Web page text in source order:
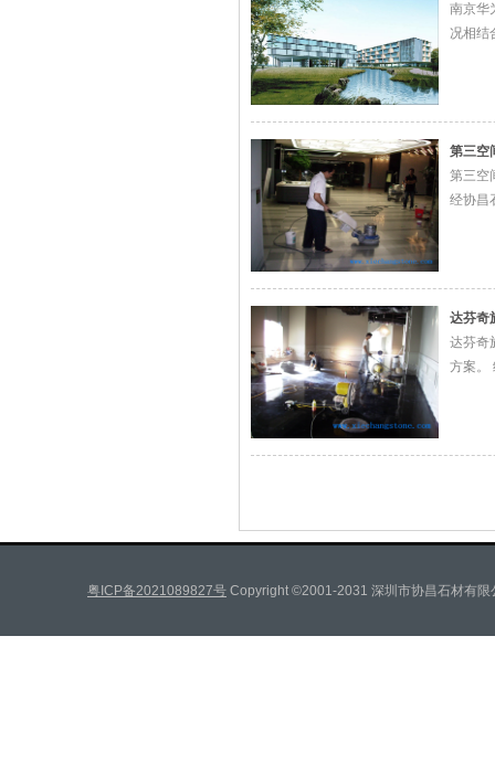
南京华
况相结
第三空
第三空
经协昌
达芬奇
达芬奇
方案。
粤ICP备2021089827号 Copyright ©2001-2031 深圳市协昌石材有